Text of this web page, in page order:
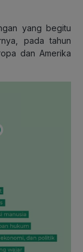
yang begitu
pada tahun
dan Amerika